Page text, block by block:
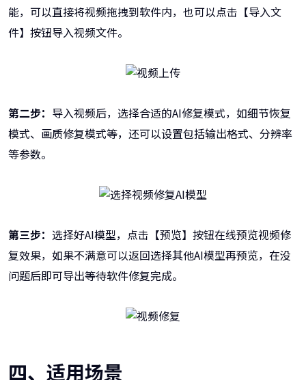
能，可以直接将视频拖拽到软件内，也可以点击【导入文
件】按钮导入视频文件。
第二步： 导入视频后，选择合适的AI修复模式，如细节恢复
模式、画质修复模式等，还可以设置包括输出格式、分辨率
等参数。
第三步： 选择好AI模型，点击【预览】按钮在线预览视频修
复效果，如果不满意可以返回选择其他AI模型再预览，在没
问题后即可导出等待软件修复完成。
四、适用场景